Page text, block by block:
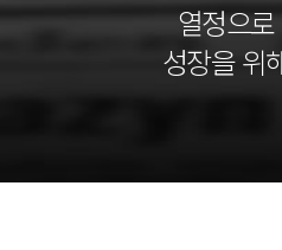
열정으
성장을 위